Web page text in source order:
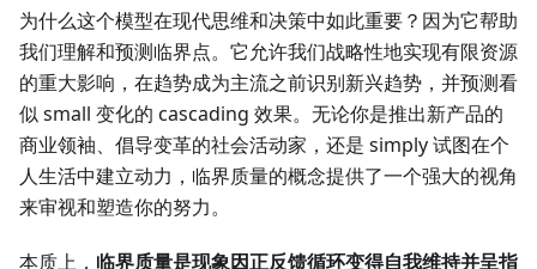
为什么这个模型在现代思维和决策中如此重要？因为它帮助
我们理解和预测临界点。它允许我们战略性地实现有限资源
的重大影响，在趋势成为主流之前识别新兴趋势，并预测看
似 small 变化的 cascading 效果。无论你是推出新产品的
商业领袖、倡导变革的社会活动家，还是 simply 试图在个
人生活中建立动力，临界质量的概念提供了一个强大的视角
来审视和塑造你的努力。
本质上， 临界质量是现象因正反馈循环变得自我维持并呈指